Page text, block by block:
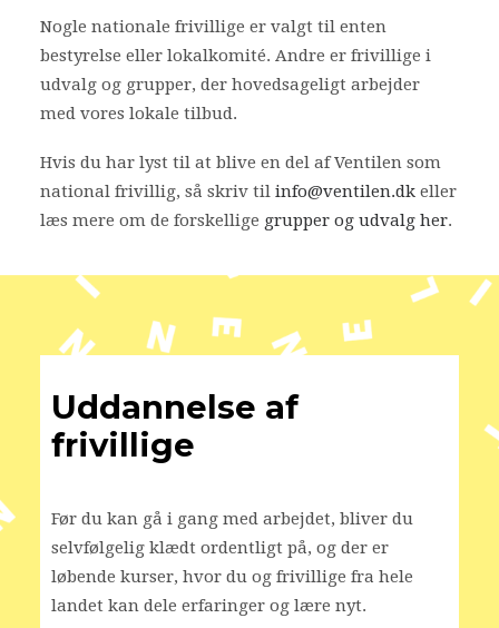
Nogle nationale frivillige er valgt til enten
bestyrelse eller lokalkomité. Andre er frivillige i
udvalg og grupper, der hovedsageligt arbejder
med vores lokale tilbud.
Hvis du har lyst til at blive en del af Ventilen som
national frivillig, så skriv til info@ventilen.dk eller
læs mere om de forskellige grupper og udvalg her.
Uddannelse af
frivillige
Før du kan gå i gang med arbejdet, bliver du
selvfølgelig klædt ordentligt på, og der er
løbende kurser, hvor du og frivillige fra hele
landet kan dele erfaringer og lære nyt.